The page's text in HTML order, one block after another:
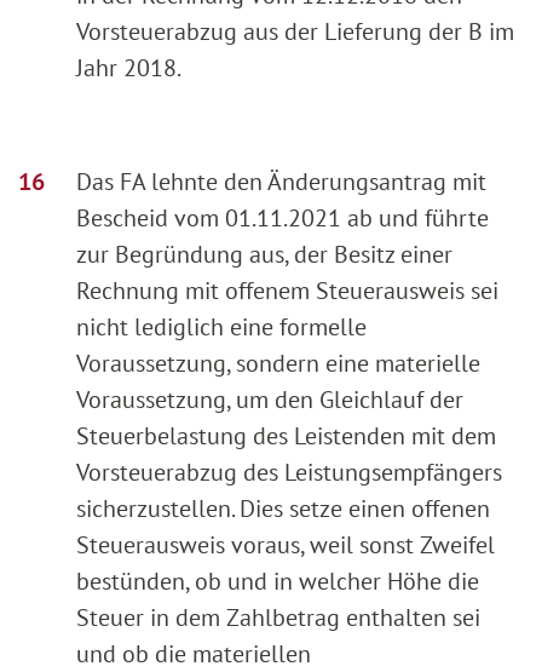
Vorsteuerabzug aus der Lieferung der B im
Jahr 2018.
Das FA lehnte den Änderungsantrag mit
Bescheid vom 01.11.2021 ab und führte
zur Begründung aus, der Besitz einer
Rechnung mit offenem Steuerausweis sei
nicht lediglich eine formelle
Voraussetzung, sondern eine materielle
Voraussetzung, um den Gleichlauf der
Steuerbelastung des Leistenden mit dem
Vorsteuerabzug des Leistungsempfängers
sicherzustellen. Dies setze einen offenen
Steuerausweis voraus, weil sonst Zweifel
bestünden, ob und in welcher Höhe die
Steuer in dem Zahlbetrag enthalten sei
und ob die materiellen